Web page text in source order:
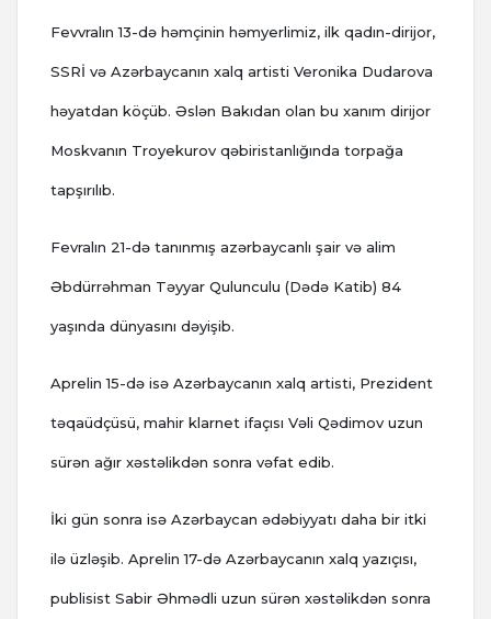
Fevvralın 13-də həmçinin həmyerlimiz, ilk qadın-dirijor,
SSRİ və Azərbaycanın xalq artisti Veronika Dudarova
həyatdan köçüb. Əslən Bakıdan olan bu xanım dirijor
Moskvanın Troyekurov qəbiristanlığında torpağa
tapşırılıb.
Fevralın 21-də tanınmış azərbaycanlı şair və alim
Əbdürrəhman Təyyar Qulunculu (Dədə Katib) 84
yaşında dünyasını dəyişib.
Aprelin 15-də isə Azərbaycanın xalq artisti, Prezident
təqaüdçüsü, mahir klarnet ifaçısı Vəli Qədimov uzun
sürən ağır xəstəlikdən sonra vəfat edib.
İki gün sonra isə Azərbaycan ədəbiyyatı daha bir itki
ilə üzləşib. Aprelin 17-də Azərbaycanın xalq yazıçısı,
publisist Sabir Əhmədli uzun sürən xəstəlikdən sonra